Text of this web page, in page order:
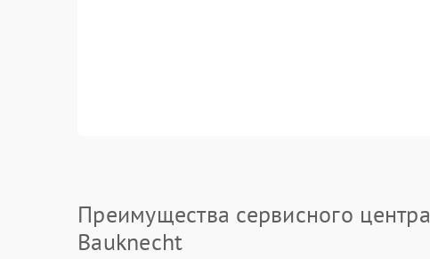
Преимущества сервисного центра
Bauknecht